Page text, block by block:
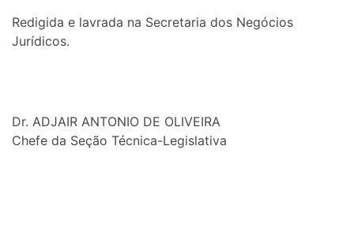
Redigida e lavrada na Secretaria dos Negócios
Jurídicos.
Dr. ADJAIR ANTONIO DE OLIVEIRA
Chefe da Seção Técnica-Legislativa